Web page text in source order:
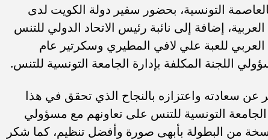
التونسية، بحضور سفير دولة الكويت لدى
إضافة إلى نائبة رئيس الاتحاد الدولي للتنس
للعبة علي لافي المطيري وسكرتير عام
اللجنة المكلفة بإدارة الجامعة التونسية للتنس.
سعادته واعتزازه بالنجاح الذي تحقق في هذا
التونسية للتنس على تعاونهم مع مسؤولي
من البطولة بأبهى صورة وأفضل تنظيم، كما شكر